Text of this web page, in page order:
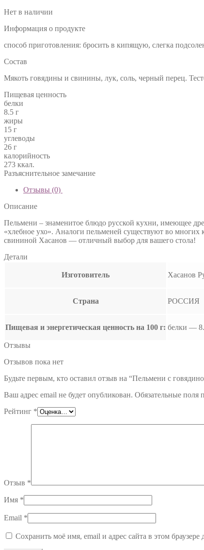
Нет в наличии
Информация о продукте
способ приготовления: бросить в кипящую, слегка
Состав
Мякоть говядины и свинины, лук, соль, черный перец.
Пищевая ценность
белки
8.5 г
жиры
15 г
углеводы
26 г
калорийность
273 ккал.
Разъяснительное замечание
Отзывы (0)
Описание
Пельмени – знаменитое блюдо русской кухни, имеющее
«хлебное ухо». Аналоги пельменей существуют во
свининой Хасанов — отличный выбор для вашего стола!
Детали
Изготовитель Хасанов
Страна РОССИЯ
Пищевая и энергетическая ценность на 100 г: белки —
Отзывы
Отзывов пока нет
Будьте первым, кто оставил отзыв на “Пельмени с
Ваш адрес email не будет опубликован. Обязательные поля
Рейтинг *
Отзыв *
Имя *
Email *
Сохранить моё имя, email и адрес сайта в этом